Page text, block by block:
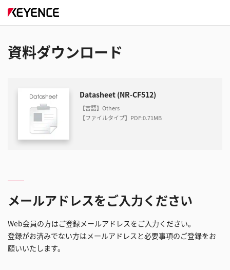
資料ダウンロード
Datasheet (NR-CF512)
【言語】Others
【ファイルタイプ】PDF:0.71MB
メールアドレスをご入力ください
Web会員の方はご登録メールアドレスをご入力ください。
登録がお済みでない方はメールアドレスと必要事項のご登録をお
願いいたします。